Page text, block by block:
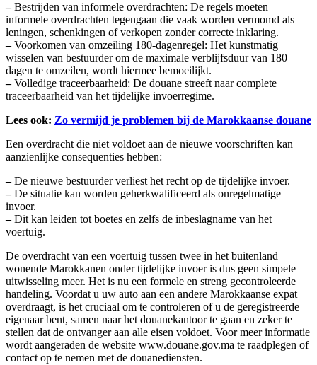
–Bestrijden van informele overdrachten: De regels moeten
informele overdrachten tegengaan die vaak worden vermomd als
leningen, schenkingen of verkopen zonder correcte inklaring.
–Voorkomen van omzeiling 180-dagenregel: Het kunstmatig
wisselen van bestuurder om de maximale verblijfsduur van 180
dagen te omzeilen, wordt hiermee bemoeilijkt.
–Volledige traceerbaarheid: De douane streeft naar complete
traceerbaarheid van het tijdelijke invoerregime.
Lees ook: Zo vermijd je problemen bij de Marokkaanse douane
Een overdracht die niet voldoet aan de nieuwe voorschriften kan
aanzienlijke consequenties hebben:
–De nieuwe bestuurder verliest het recht op de tijdelijke invoer.
–De situatie kan worden geherkwalificeerd als onregelmatige
invoer.
–Dit kan leiden tot boetes en zelfs de inbeslagname van het
voertuig.
De overdracht van een voertuig tussen twee in het buitenland
wonende Marokkanen onder tijdelijke invoer is dus geen simpele
uitwisseling meer. Het is nu een formele en streng gecontroleerde
handeling. Voordat u uw auto aan een andere Marokkaanse expat
overdraagt, is het cruciaal om te controleren of u de geregistreerde
eigenaar bent, samen naar het douanekantoor te gaan en zeker te
stellen dat de ontvanger aan alle eisen voldoet. Voor meer informatie
wordt aangeraden de website www.douane.gov.ma te raadplegen of
contact op te nemen met de douanediensten.